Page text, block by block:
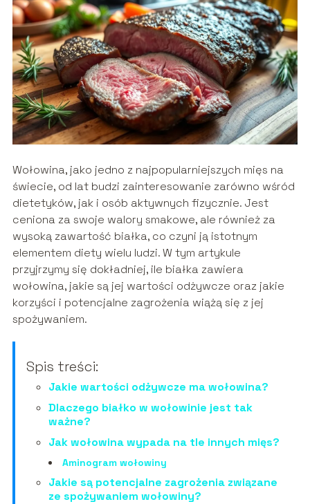
Wołowina, jako jedno z najpopularniejszych mięs na
świecie, od lat budzi zainteresowanie zarówno wśród
dietetyków, jak i osób aktywnych fizycznie. Jest
ceniona za swoje walory smakowe, ale również za
wysoką zawartość białka, co czyni ją istotnym
elementem diety wielu ludzi. W tym artykule
przyjrzymy się dokładniej, ile białka zawiera
wołowina, jakie są jej wartości odżywcze oraz jakie
korzyści i potencjalne zagrożenia wiążą się z jej
spożywaniem.
Spis treści:
Jakie wartości odżywcze ma wołowina?
Dlaczego białko w wołowinie jest tak
ważne?
Jak wołowina wypada na tle innych mięs?
Aminogram wołowiny
Jakie są potencjalne zagrożenia związane
ze spożywaniem wołowiny?